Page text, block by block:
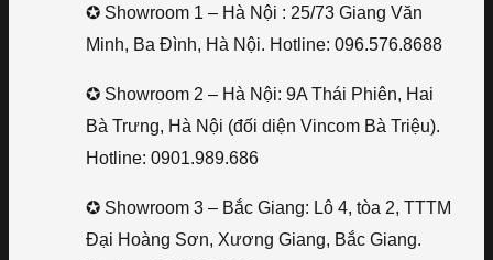
✪ Showroom 1 – Hà Nội : 25/73 Giang Văn
Minh, Ba Đình, Hà Nội. Hotline: 096.576.8688
✪ Showroom 2 – Hà Nội: 9A Thái Phiên, Hai
Bà Trưng, Hà Nội (đối diện Vincom Bà Triệu).
Hotline: 0901.989.686
✪ Showroom 3 – Bắc Giang: Lô 4, tòa 2, TTTM
Đại Hoàng Sơn, Xương Giang, Bắc Giang.